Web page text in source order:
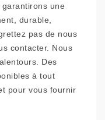
une
durable,
pas de nous
contacter. Nous
Des
à tout
pour vous fournir